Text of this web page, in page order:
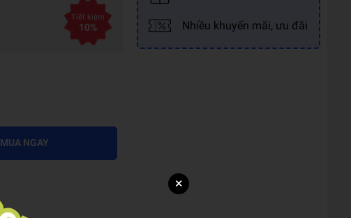
Tiết kiệm
10%
MUA NGAY
Nhiều khuyến mãi, ưu đãi
×